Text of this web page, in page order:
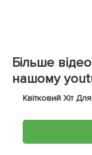
Більше
нашому
Квітковий Хіт